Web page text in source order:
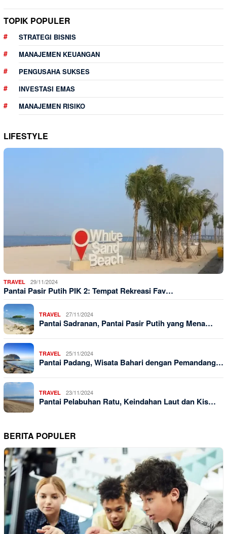
TOPIK POPULER
STRATEGI BISNIS
MANAJEMEN KEUANGAN
PENGUSAHA SUKSES
INVESTASI EMAS
MANAJEMEN RISIKO
LIFESTYLE
TRAVEL 29/11/2024
Pantai Pasir Putih PIK 2: Tempat Rekreasi Fav…
TRAVEL 27/11/2024
Pantai Sadranan, Pantai Pasir Putih yang Mena…
TRAVEL 25/11/2024
Pantai Padang, Wisata Bahari dengan Pemandang…
TRAVEL 23/11/2024
Pantai Pelabuhan Ratu, Keindahan Laut dan Kis…
BERITA POPULER